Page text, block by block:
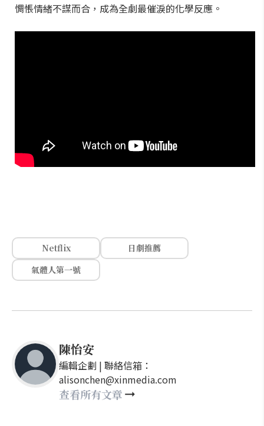
惆悵情緒不謀而合，成為全劇最催淚的化學反應。
Netflix
日劇推薦
氣體人第一號
陳怡安
編輯企劃 | 聯絡信箱：
alisonchen@xinmedia.com
查看所有文章